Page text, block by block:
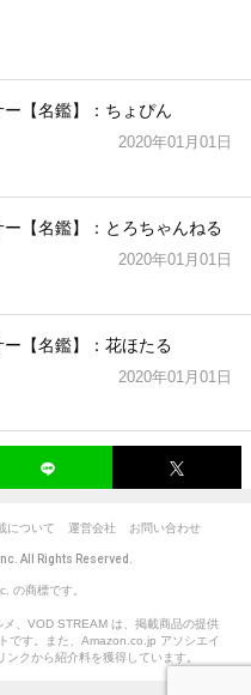
【名鑑】：ちょぴん
2020年01月01日
【名鑑】：とろちゃんねる
2020年01月01日
【名鑑】：花ほたる
2020年01月01日
について 運営会社 お問い合わせ
All Rights Reserved.
の商標です。
、VOD STREAM は、掲載商品の提供
です。また、Amazon.co.jp アソシエイ
クから紹介料を獲得しています。